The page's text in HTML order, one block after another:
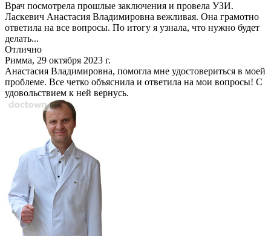
Врач посмотрела прошлые заключения и провела УЗИ.
Ласкевич Анастасия Владимировна вежливая. Она грамотно
ответила на все вопросы. По итогу я узнала, что нужно будет
делать...
Отлично
Римма, 29 октября 2023 г.
Анастасия Владимировна, помогла мне удостовериться в моей
проблеме. Все четко объяснила и ответила на мои вопросы! С
удовольствием к ней вернусь.